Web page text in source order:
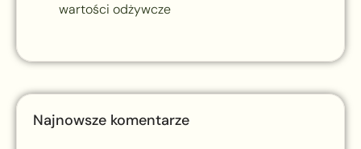
wartości odżywcze
Najnowsze komentarze